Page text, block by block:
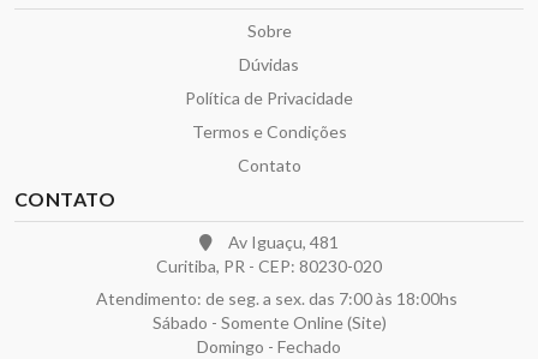
Sobre
Dúvidas
Política de Privacidade
Termos e Condições
Contato
CONTATO
Av Iguaçu, 481
Curitiba, PR - CEP: 80230-020
Atendimento: de seg. a sex. das 7:00 às 18:00hs
Sábado - Somente Online (Site)
Domingo - Fechado